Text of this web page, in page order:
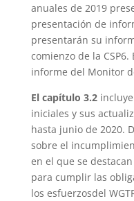
anuales de 2019
presentación de
presentarán su
comienzo de la
informe del Monitor
El capítulo 3.2incluye
iniciales y sus
hasta junio de 2020.
sobre el
en el que se
para cumplir las
los esfuerzosdel